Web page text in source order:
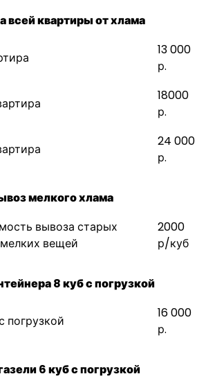
всей квартиры от хлама
13 000
р.
18000
р.
24 000
р.
мелкого хлама
вывоза старых
вещей
2000
р/куб
8 куб с погрузкой
погрузкой
16 000
р.
6 куб с погрузкой